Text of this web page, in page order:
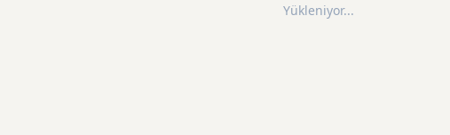
Yükleniyor...